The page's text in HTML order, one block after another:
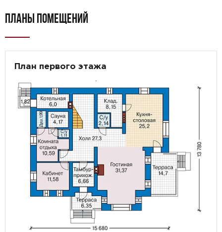
ПЛАНЫ ПОМЕЩЕНИЙ
План первого этажа